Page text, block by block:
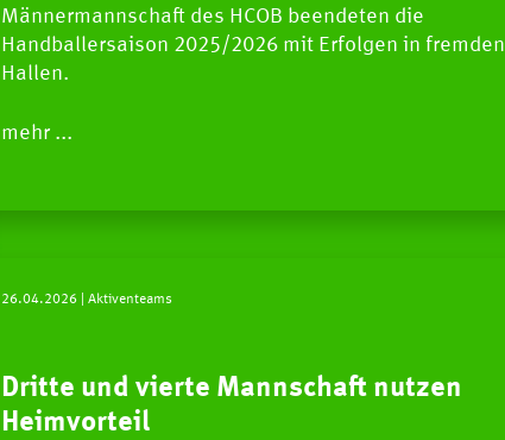
Männermannschaft des HCOB beendeten die
Handballersaison 2025/2026 mit Erfolgen in fremden
Hallen.
mehr ...
26.04.2026 | Aktiventeams
Dritte und vierte Mannschaft nutzen
Heimvorteil